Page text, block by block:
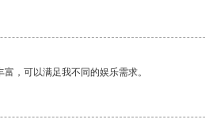
，可以满足我不同的娱乐需求。